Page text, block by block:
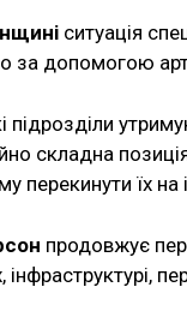
ситуація
за допомогою
підрозділи
складна
перекинути їх на
продовжує
інфраструктурі,